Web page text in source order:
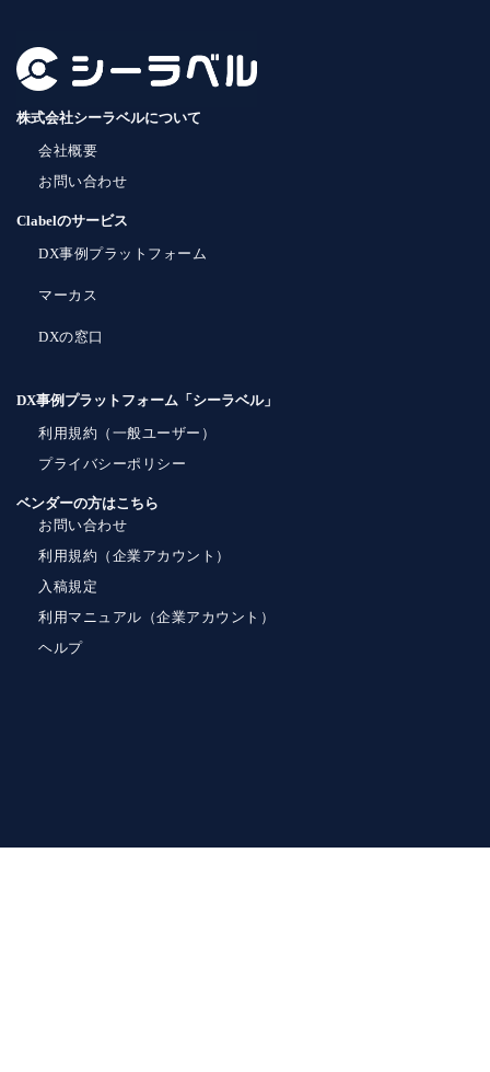
株式会社シーラベルについて
会社概要
お問い合わせ
Clabelのサービス
DX事例プラットフォーム
マーカス
DXの窓口
DX事例プラットフォーム「シーラベル」
利用規約（一般ユーザー）
プライバシーポリシー
ベンダーの方はこちら
お問い合わせ
利用規約（企業アカウント）
入稿規定
利用マニュアル（企業アカウント）
ヘルプ